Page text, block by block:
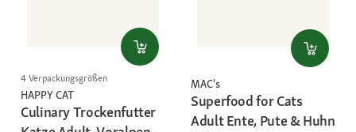
4 Verpackungsgrößen
HAPPY CAT
Culinary Trockenfutter
MAC's
Superfood for Cats
Adult Ente, Pute & Huhn